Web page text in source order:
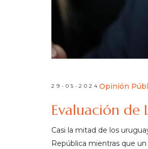
29-05-2024Opinión
Evaluación de
Casi la mitad de los
República mientras que